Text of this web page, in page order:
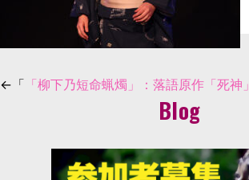
←「 「柳下乃短命蝋燭」：落語原作「死神」
Blog